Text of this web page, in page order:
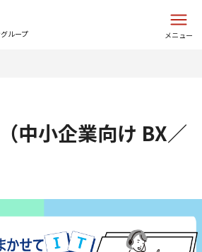
ループ メニュー
中小企業向け BX／